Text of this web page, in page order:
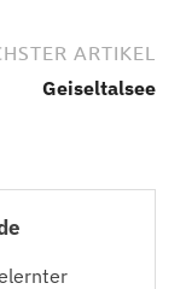
ARTIKEL
Geiseltalsee